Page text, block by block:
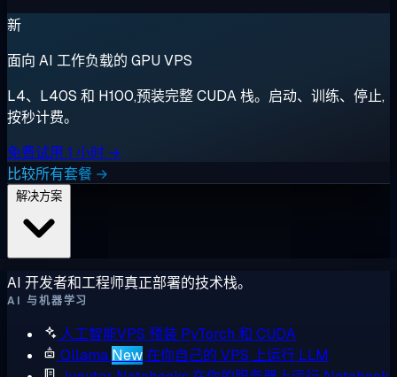
新
面向 AI 工作负载的 GPU VPS
L4、L40S 和 H100,预装完整 CUDA 栈。启动、训练、停止,
按秒计费。
免费试用 1 小时 →
比较所有套餐 →
AI 开发者和工程师真正部署的技术栈。
AI 与机器学习
人工智能VPS 预装 PyTorch 和 CUDA
Ollama New在你自己的 VPS 上运行 LLM